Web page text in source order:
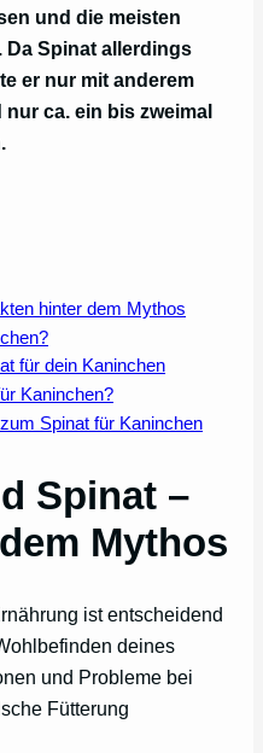
und die meisten
Spinat allerdings
er nur mit anderem
ca. ein bis zweimal
hinter dem Mythos
für dein Kaninchen
Kaninchen?
Spinat für Kaninchen
Spinat –
Mythos
ist entscheidend
deines
und Probleme bei
Fütterung